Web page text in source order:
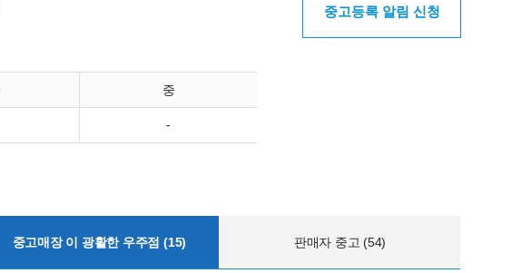
중
-
중고등록 알림 신청
중고매장 이 광활한 우주점 (15) 판매자 중고 (54)